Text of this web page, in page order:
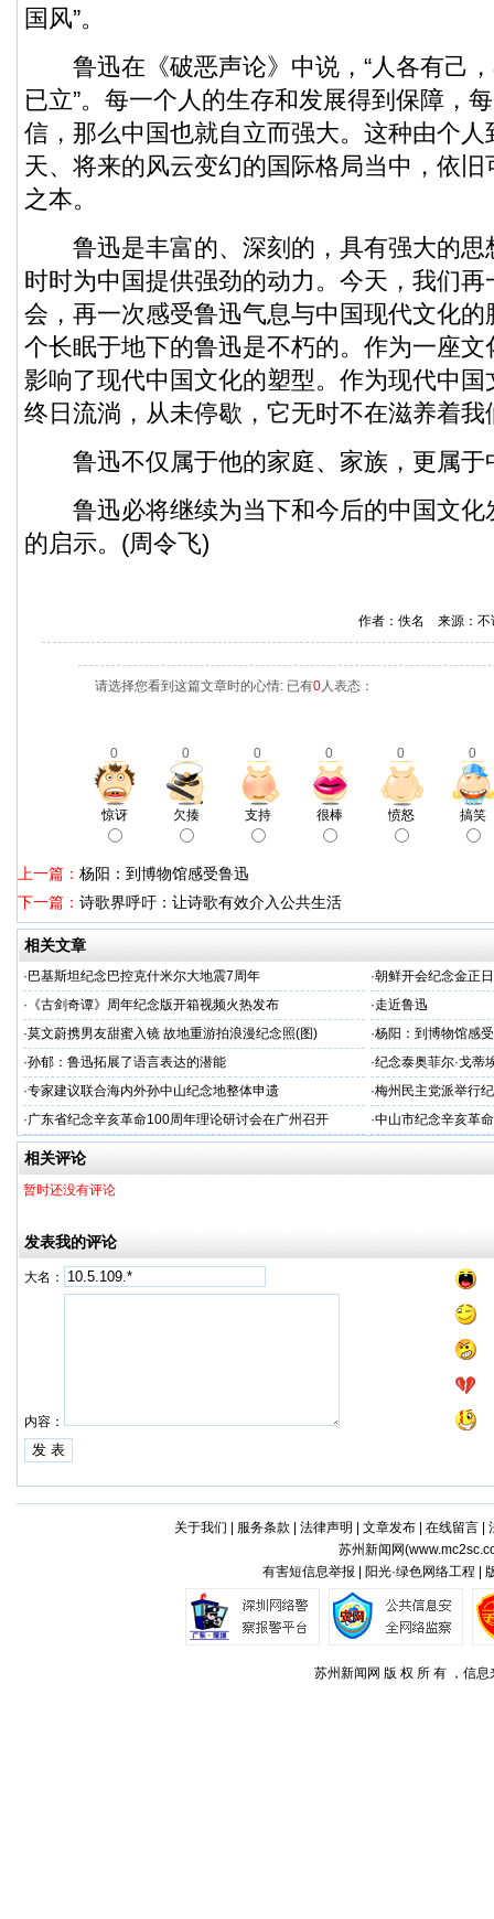
国风”。
鲁迅在《破恶声论》中说，“人各有己，
已立”。每一个人的生存和发展得到保障，
信，那么中国也就自立而强大。这种由个
天、将来的风云变幻的国际格局当中，依
之本。
鲁迅是丰富的、深刻的，具有强大的思
时时为中国提供强劲的动力。今天，我们
会，再一次感受鲁迅气息与中国现代文化
个长眠于地下的鲁迅是不朽的。作为一座
影响了现代中国文化的塑型。作为现代中
终日流淌，从未停歇，它无时不在滋养着我
鲁迅不仅属于他的家庭、家族，更属于
鲁迅必将继续为当下和今后的中国文化
的启示。(周令飞)
作者：佚名 来源：
请选择您看到这篇文章时的心情: 已有0人表态：
0 0 0 0 0 0
惊讶 欠揍 支持 很棒 愤怒 搞笑
上一篇： 杨阳：到博物馆感受鲁迅
下一篇： 诗歌界呼吁：让诗歌有效介入公共生活
相关文章
· 巴基斯坦纪念巴控克什米尔大地震7周年 ·朝鲜开会纪念金正
· 《古剑奇谭》周年纪念版开箱视频火热发布 ·走近鲁迅
·莫文蔚携男友甜蜜入镜 故地重游拍浪漫纪念照(图) ·杨阳：到博物馆感
·孙郁：鲁迅拓展了语言表达的潜能 ·纪念泰奥菲尔·戈蒂
·专家建议联合海内外孙中山纪念地整体申遗 ·梅州民主党派举行
·广东省纪念辛亥革命100周年理论研讨会在广州召开 ·中山市纪念辛亥革
月9日举行
相关评论
暂时还没有评论
发表我的评论
大名：
内容：
关于我们 服务条款 法律声明 文章发布| 在线留言|
苏州新闻网(
有害短信息举报 | 阳光·绿色网络工程 |
苏州新闻网 版 权 所 有 ，信